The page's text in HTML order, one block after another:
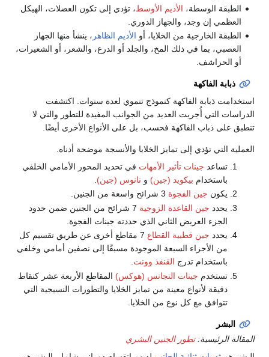
الطبقة الوسطة، الأديم الأوسط، تؤدي إلى تكون العضلات، الهيكل
العظمي إن وجد، والجهاز الدوري.
الطبقة الخارجية من الخلايا، أو الأديم الظاهر ، ينشأ منها الجهاز
العصبي، بما في ذلك المخ، والجلد أو الدرع، والشعر، أو الشعيرات،
أو الحراشف.
ذبابة الفاكهة
استخدامت ذبابة الفاكهة كنموذج تنموي لعدة سنوات. اكتشفت
الدراسات التي أُجريت العديد من الجوانب المفيدة للتطور والتي لا
تنطبق على ذباب الفاكهة فحسب، بل على الأنواع الأخرى أيضًا.
العملية التي تؤدي إلى تمايز الخلايا والأنسجة موضحة أدناه.
تساعد جينات تأثير الأمهات في تحديد المحور الأمامي الخلفي
باستخدام بيكويد (جين) و نانوس (جين)
يكون جين الفجوة
يحدد جين القاعدة الزوجية
7 شرائح من الجنين ضمن حدود
الجزء العريض الثاني الذي حددته جينات الفجوة.
يحدد جين قطبية القطاع
7 مقاطع أخرى عن طريق تقسيم كل
من الأجزاء السبعة الموجودة مسبقًا إلى نصفين أمامي وخلفي
باستخدام تدرج القنفذ وونت
تستخدم جينات التجانس (هوكس) المقاطع الأربعة عشر كنقاط
دقيقة لأنواع معينة من تمايز الخلايا والتطورات النسيجية التي
تتوافق مع كل نوع من الخلايا.
البشر
المقالة الرئيسية:تطور الجنين البشري